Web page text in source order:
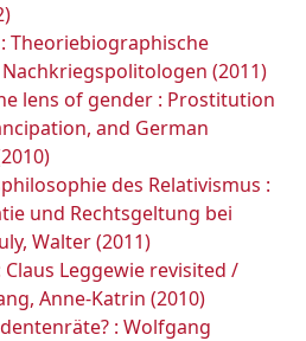
Theoriebiographische
(2011)
lens of gender : Prostitution
and German
des Relativismus :
und Rechtsgeltung bei
Walter (2011)
Leggewie revisited /
Anne-Katrin (2010)
: Wolfgang